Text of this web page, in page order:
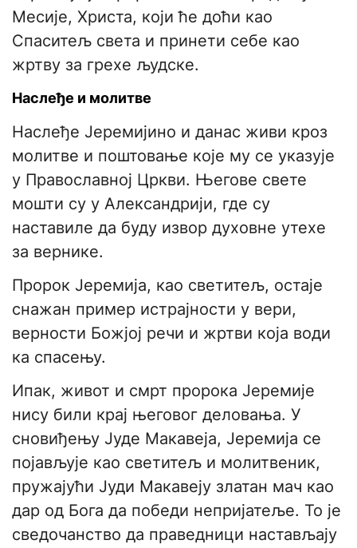
Месије, Христа, који ће доћи као
Спаситељ света и принети себе као
жртву за грехе људске.
Наслеђе и молитве
Наслеђе Јеремијино и данас живи кроз
молитве и поштовање које му се указује
у Православној Цркви. Његове свете
мошти су у Александрији, где су
наставиле да буду извор духовне утехе
за вернике.
Пророк Јеремија, као светитељ, остаје
снажан пример истрајности у вери,
верности Божјој речи и жртви која води
ка спасењу.
Ипак, живот и смрт пророка Јеремије
нису били крај његовог деловања. У
сновиђењу Јуде Макавеја, Јеремија се
појављује као светитељ и молитвеник,
пружајући Јуди Макавеју златан мач као
дар од Бога да победи непријатеље. То је
сведочанство да праведници настављају